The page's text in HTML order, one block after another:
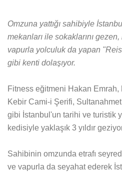
Omzuna yattığı sahibiyle
mekanları ile sokaklarını
vapurla yolculuk da yapan
gibi kenti dolaşıyor.
Fitness eğitmeni Hakan Emrah,
Kebir Cami-i Şerifi,
gibi İstanbul'un tarihi ve turistik
kedisiyle yaklaşık 3 yıldır
Sahibinin omzunda etrafı
ve vapurla da seyahat ederek